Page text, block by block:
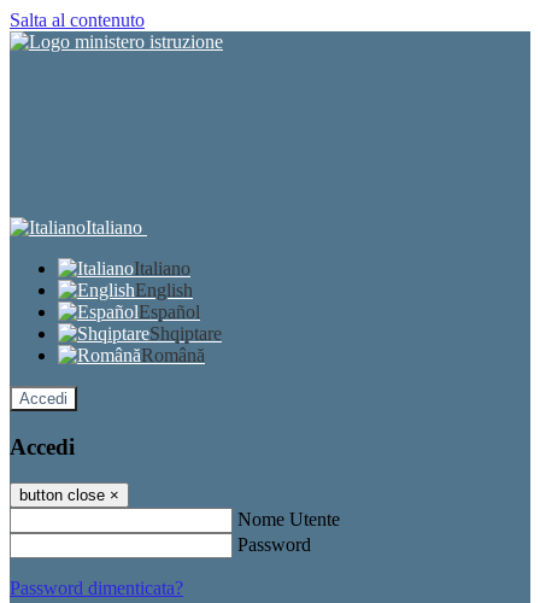
Salta al contenuto
Italiano
Italiano
English
Español
Shqiptare
Română
Accedi
Accedi
button close ×
Nome Utente
Password
Password dimenticata?